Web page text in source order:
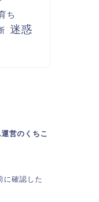
ち
迷惑
営のくちこ
に確認した